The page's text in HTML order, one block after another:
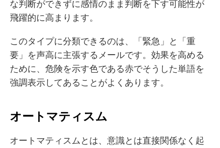
な判断ができずに感情のまま判断を下す可能性が
飛躍的に高まります。
このタイプに分類できるのは、「緊急」と「重
要」を声高に主張するメールです。効果を高める
ために、危険を示す色である赤でそうした単語を
強調表示してあることがよくあります。
オートマティスム
オートマティスムとは、意識とは直接関係なく起